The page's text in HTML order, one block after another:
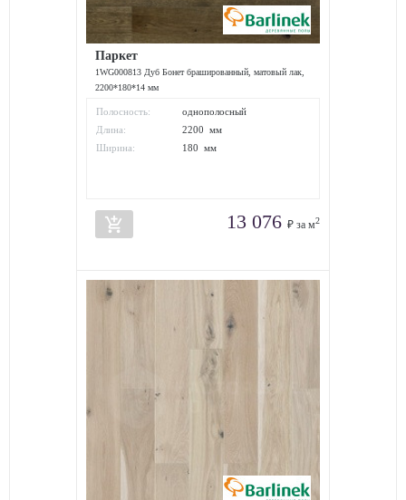
Паркет
1WG000813 Дуб Бонет брашированный, матовый лак,
2200*180*14 мм
Полосность:
однополосный
Длина:
2200 мм
Ширина:
180 мм
add_shopping_cart 13 076 ₽ за м2